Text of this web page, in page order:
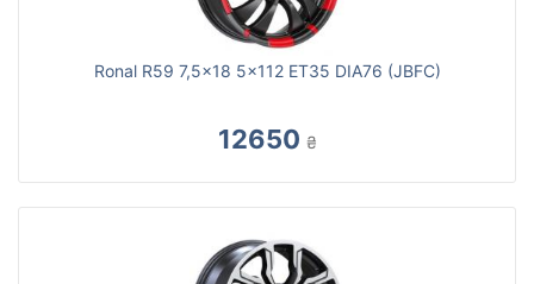
Ronal R59 7,5x18 5x112 ET35 DIA76 (JBFC)
12650 ₴